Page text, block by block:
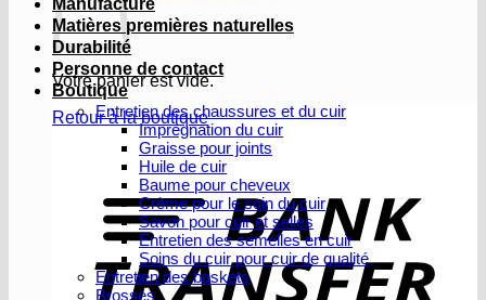
Votre panier est vide.
Retour à la boutique
Manufacture
Matières premières naturelles
Durabilité
Personne de contact
Boutique
Entretien des chaussures et du cuir
Imprégnation du cuir
Graisse pour joints
Huile de cuir
Baume pour cheveux
Crème pour le soin du cuir
Savon pour cuir et selles
Entretien des semelles en cuir
Soins du cuir pour cuir de qualité
Entretien des baskets
Brosses